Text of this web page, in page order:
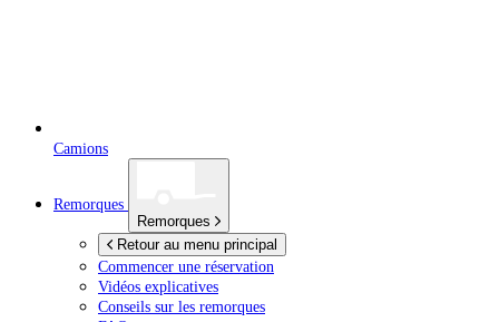
Camions
Remorques
Remorques
Retour au menu principal
Commencer une réservation
Vidéos explicatives
Conseils sur les remorques